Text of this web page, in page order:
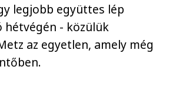
legjobb együttes lép
hétvégén - közülük
az egyetlen, amely még